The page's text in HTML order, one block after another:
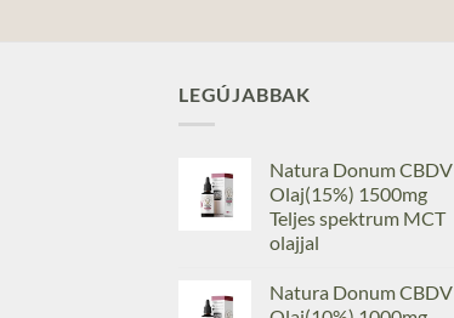
LEGÚJABBAK
Natura Donum CBDV
Olaj(15%) 1500mg
Teljes spektrum MCT
olajjal
Natura Donum CBDV